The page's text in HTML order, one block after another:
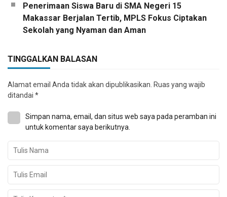
Penerimaan Siswa Baru di SMA Negeri 15
Makassar Berjalan Tertib, MPLS Fokus Ciptakan
Sekolah yang Nyaman dan Aman
TINGGALKAN BALASAN
Alamat email Anda tidak akan dipublikasikan. Ruas yang wajib
ditandai *
Simpan nama, email, dan situs web saya pada peramban ini
untuk komentar saya berikutnya.